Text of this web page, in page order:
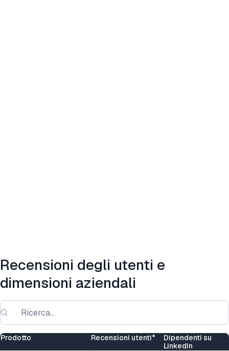
Recensioni degli utenti e
dimensioni aziendali
Prodotto Recensioni utenti*
Dipendenti su
LinkedIn